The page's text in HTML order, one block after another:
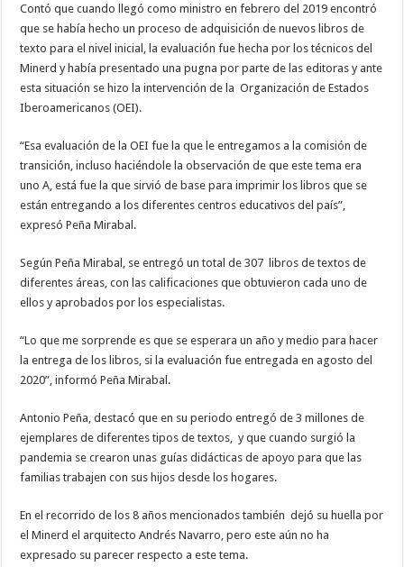
Contó que cuando llegó como ministro en febrero del 2019 encontró
que se había hecho un proceso de adquisición de nuevos libros de
texto para el nivel inicial, la evaluación fue hecha por los técnicos del
Minerd y había presentado una pugna por parte de las editoras y ante
esta situación se hizo la intervención de la Organización de Estados
Iberoamericanos (OEI).
“Esa evaluación de la OEI fue la que le entregamos a la comisión de
transición, incluso haciéndole la observación de que este tema era
uno A, está fue la que sirvió de base para imprimir los libros que se
están entregando a los diferentes centros educativos del país”,
expresó Peña Mirabal.
Según Peña Mirabal, se entregó un total de 307 libros de textos de
diferentes áreas, con las calificaciones que obtuvieron cada uno de
ellos y aprobados por los especialistas.
“Lo que me sorprende es que se esperara un año y medio para hacer
la entrega de los libros, si la evaluación fue entregada en agosto del
2020”, informó Peña Mirabal.
Antonio Peña, destacó que en su periodo entregó de 3 millones de
ejemplares de diferentes tipos de textos, y que cuando surgió la
pandemia se crearon unas guías didácticas de apoyo para que las
familias trabajen con sus hijos desde los hogares.
En el recorrido de los 8 años mencionados también dejó su huella por
el Minerd el arquitecto Andrés Navarro, pero este aún no ha
expresado su parecer respecto a este tema.